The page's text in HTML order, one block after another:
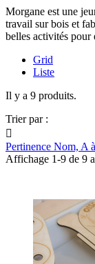
Morgane est une
travail sur bois et
belles activités pour
Grid
Liste
Il y a 9 produits.
Trier par :

Pertinence Nom, A
Affichage 1-9 de 9